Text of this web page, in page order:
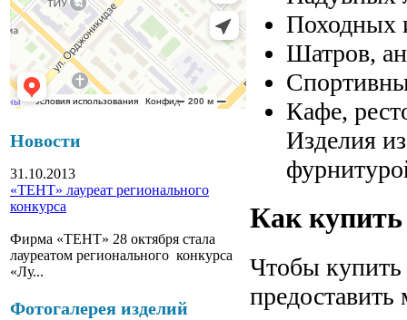
Новости
31.10.2013
«ТЕНТ» лауреат регионального
конкурса
Фирма «ТЕНТ» 28 октября стала
лауреатом регионального конкурса
«Лу...
Фотогалерея изделий
Походных
Шатров,
Кафе,
Изделия
Как
Чтобы